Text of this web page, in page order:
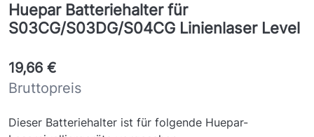
Huepar Batteriehalter für
S03CG/S03DG/S04CG Linienlaser Level
19,66 €
Bruttopreis
Dieser Batteriehalter ist für folgende Huepar-